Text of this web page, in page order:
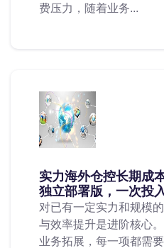
费压力，随着业务...
实力海外仓控长期成
独立部署版，一次投
对已有一定实力和规模
与效率提升是进阶核心
业务拓展，每一项都需